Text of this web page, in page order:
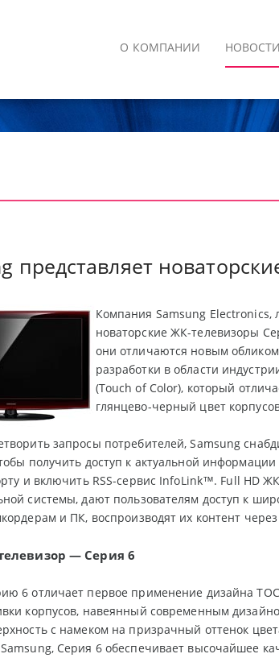
О КОМПАНИИ НОВОСТИ
представляет
Компания Samsung Electronics,
новаторские ЖК-телевизоры
они отличаются новым
разработки в области
(Touch of Color), который
глянцево-черный цвет
запросы потребителей, Samsung
получить доступ к актуальной
и включить RSS-сервис InfoLink™. Full HD
системы, дают пользователям доступ к
и ПК, воспроизводят их контент
— Серия 6
6 отличает первое применение дизайна
корпусов, навеянный современным
с намеком на призрачный оттенок
Серия 6 обеспечивает высочайшее